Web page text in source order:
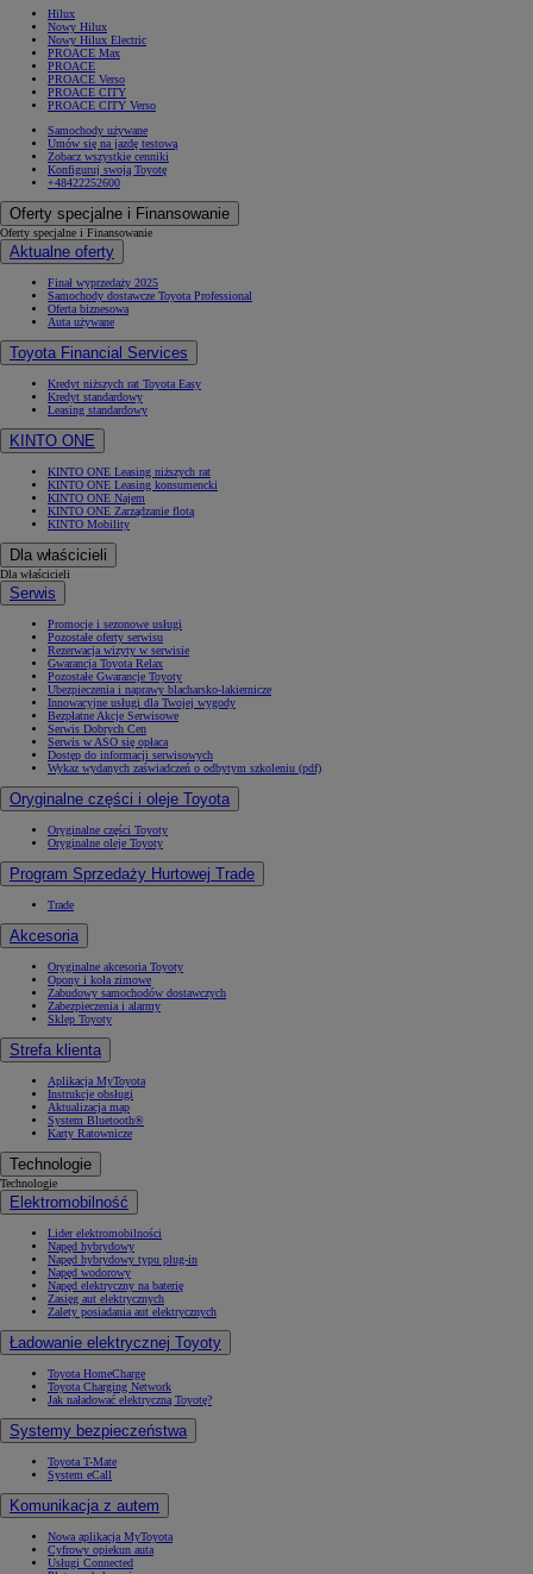
Hilux
Nowy Hilux
Nowy Hilux Electric
PROACE Max
PROACE
PROACE Verso
PROACE CITY
PROACE CITY Verso
Samochody używane
Umów się na jazdę testową
Zobacz wszystkie cenniki
Konfiguruj swoją Toyotę
+48422252600
Oferty specjalne i Finansowanie
Oferty specjalne i Finansowanie
Aktualne oferty
Finał wyprzedaży 2025
Samochody dostawcze Toyota Professional
Oferta biznesowa
Auta używane
Toyota Financial Services
Kredyt niższych rat Toyota Easy
Kredyt standardowy
Leasing standardowy
KINTO ONE
KINTO ONE Leasing niższych rat
KINTO ONE Leasing konsumencki
KINTO ONE Najem
KINTO ONE Zarządzanie flotą
KINTO Mobility
Dla właścicieli
Dla właścicieli
Serwis
Promocje i sezonowe usługi
Pozostałe oferty serwisu
Rezerwacja wizyty w serwisie
Gwarancja Toyota Relax
Pozostałe Gwarancje Toyoty
Ubezpieczenia i naprawy blacharsko-lakiernicze
Innowacyjne usługi dla Twojej wygody
Bezpłatne Akcje Serwisowe
Serwis Dobrych Cen
Serwis w ASO się opłaca
Dostęp do informacji serwisowych
Wykaz wydanych zaświadczeń o odbytym szkoleniu (pdf)
Oryginalne części i oleje Toyota
Oryginalne części Toyoty
Oryginalne oleje Toyoty
Program Sprzedaży Hurtowej Trade
Trade
Akcesoria
Oryginalne akcesoria Toyoty
Opony i koła zimowe
Zabudowy samochodów dostawczych
Zabezpieczenia i alarmy
Sklep Toyoty
Strefa klienta
Aplikacja MyToyota
Instrukcje obsługi
Aktualizacja map
System Bluetooth®
Karty Ratownicze
Technologie
Technologie
Elektromobilność
Lider elektromobilności
Napęd hybrydowy
Napęd hybrydowy typu plug-in
Napęd wodorowy
Napęd elektryczny na baterię
Zasięg aut elektrycznych
Zalety posiadania aut elektrycznych
Ładowanie elektrycznej Toyoty
Toyota HomeCharge
Toyota Charging Network
Jak naładować elektryczną Toyotę?
Systemy bezpieczeństwa
Toyota T-Mate
System eCall
Komunikacja z autem
Nowa aplikacja MyToyota
Cyfrowy opiekun auta
Usługi Connected